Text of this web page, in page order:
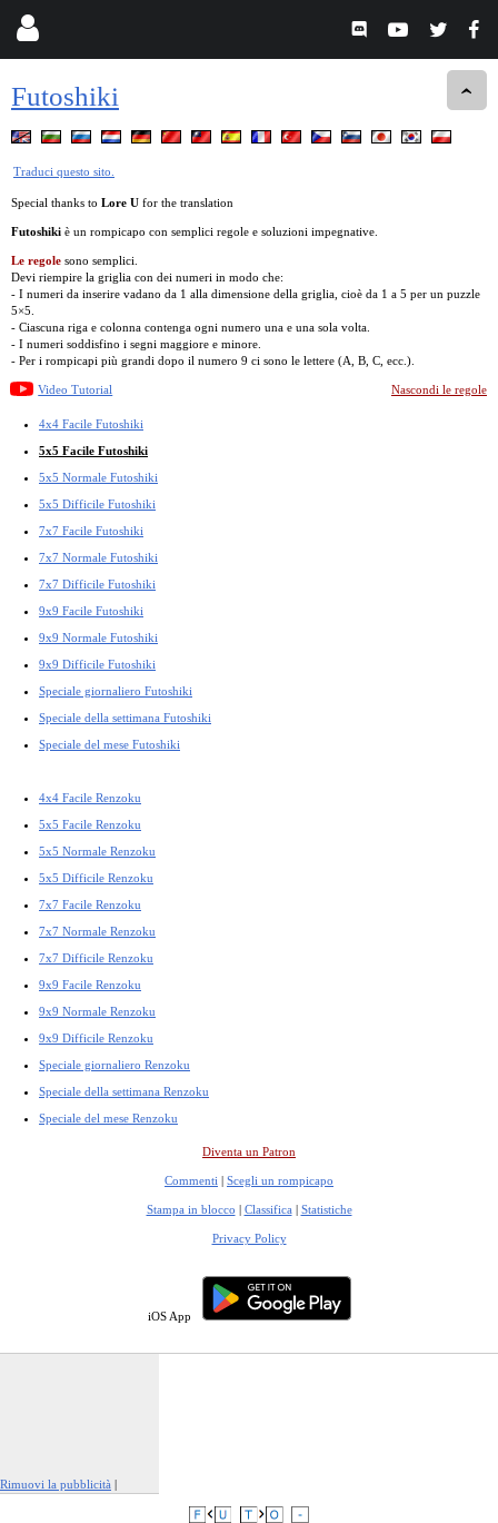
Futoshiki
Traduci questo sito.
Special thanks to Lore U for the translation
Futoshiki è un rompicapo con semplici regole e soluzioni impegnative.
Le regole sono semplici.
Devi riempire la griglia con dei numeri in modo che:
- I numeri da inserire vadano da 1 alla dimensione della griglia, cioè da 1 a 5 per un puzzle
5×5.
- Ciascuna riga e colonna contenga ogni numero una e una sola volta.
- I numeri soddisfino i segni maggiore e minore.
- Per i rompicapi più grandi dopo il numero 9 ci sono le lettere (A, B, C, ecc.).
Video Tutorial Nascondi le regole
4x4 Facile Futoshiki
5x5 Facile Futoshiki
5x5 Normale Futoshiki
5x5 Difficile Futoshiki
7x7 Facile Futoshiki
7x7 Normale Futoshiki
7x7 Difficile Futoshiki
9x9 Facile Futoshiki
9x9 Normale Futoshiki
9x9 Difficile Futoshiki
Speciale giornaliero Futoshiki
Speciale della settimana Futoshiki
Speciale del mese Futoshiki
4x4 Facile Renzoku
5x5 Facile Renzoku
5x5 Normale Renzoku
5x5 Difficile Renzoku
7x7 Facile Renzoku
7x7 Normale Renzoku
7x7 Difficile Renzoku
9x9 Facile Renzoku
9x9 Normale Renzoku
9x9 Difficile Renzoku
Speciale giornaliero Renzoku
Speciale della settimana Renzoku
Speciale del mese Renzoku
Diventa un Patron
Commenti | Scegli un rompicapo
Stampa in blocco | Classifica | Statistiche
Privacy Policy
iOS App
Rimuovi la pubblicità |